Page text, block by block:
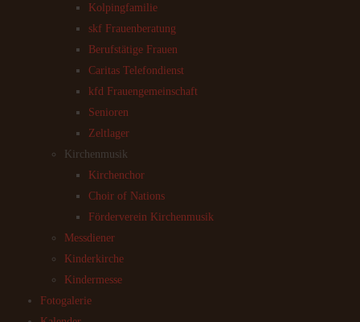
Kolpingfamilie
skf Frauenberatung
Berufstätige Frauen
Caritas Telefondienst
kfd Frauengemeinschaft
Senioren
Zeltlager
Kirchenmusik
Kirchenchor
Choir of Nations
Förderverein Kirchenmusik
Messdiener
Kinderkirche
Kindermesse
Fotogalerie